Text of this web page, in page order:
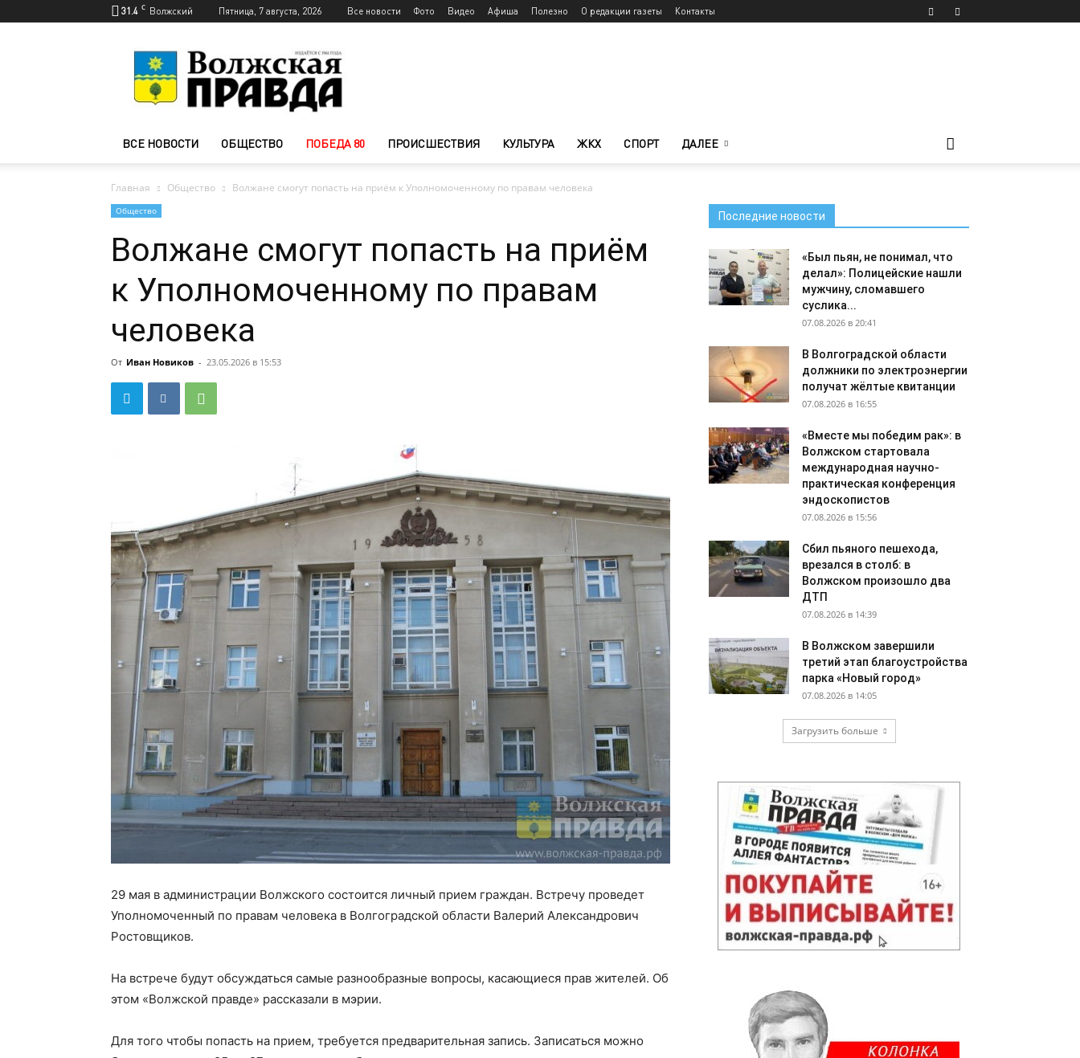
31.4 C Волжский Пятница, 7 августа, 2026 Все новости Фото Видео Афиша Полезно О редакции газеты Контакты
Волжского
—
Волжская
ВСЕ НОВОСТИ ОБЩЕСТВО ПОБЕДА 80 ПРОИСШЕСТВИЯ КУЛЬТУРА ЖКХ СПОРТ ДАЛЕЕ
Главная Общество Волжане смогут попасть на приём к Уполномоченному по правам человека
Общество
Волжане смогут попасть на приём
к Уполномоченному по правам
человека
От Иван Новиков - 23.05.2026 в 15:53
29 мая в администрации Волжского состоится личный прием граждан. Встречу проведет
Уполномоченный по правам человека в Волгоградской области Валерий Александрович
Ростовщиков.
На встрече будут обсуждаться самые разнообразные вопросы, касающиеся прав жителей. Об
этом «Волжской правде» рассказали в мэрии.
Для того чтобы попасть на прием, требуется предварительная запись. Записаться можно
Последние новости
«Был пьян, не понимал, что
делал»: Полицейские нашли
мужчину, сломавшего
суслика...
07.08.2026 в 20:41
В Волгоградской области
должники по электроэнергии
получат жёлтые квитанции
07.08.2026 в 16:55
«Вместе мы победим рак»: в
Волжском стартовала
международная научно-
практическая конференция
эндоскопистов
07.08.2026 в 15:56
Сбил пьяного пешехода,
врезался в столб: в
Волжском произошло два
ДТП
07.08.2026 в 14:39
В Волжском завершили
третий этап благоустройства
парка «Новый город»
07.08.2026 в 14:05
Загрузить больше